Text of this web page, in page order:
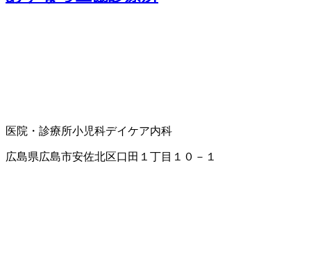
医院・診療所小児科デイケア内科
広島県広島市安佐北区口田１丁目１０－１